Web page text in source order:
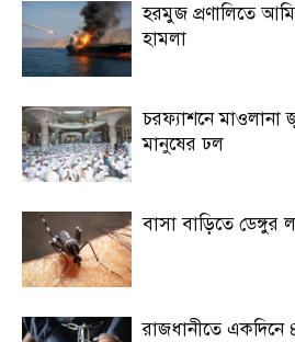
হরমুজ প্রণালিতে
হামলা
চরফ্যাশনে মাওলানা
মানুষের ঢল
বাসা বাড়িতে ডেঙ্গুর
রাজধানীতে একদিনে